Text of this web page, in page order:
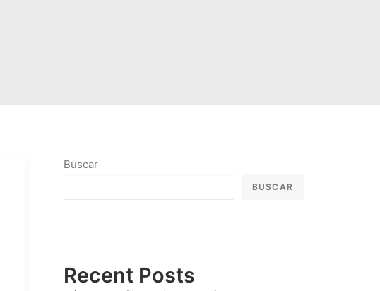
Buscar
BUSCAR
Recent Posts